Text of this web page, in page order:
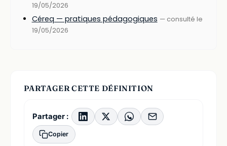
19/05/2026
Céreq — pratiques pédagogiques — consulté le
19/05/2026
PARTAGER CETTE DÉFINITION
Partager :
Copier